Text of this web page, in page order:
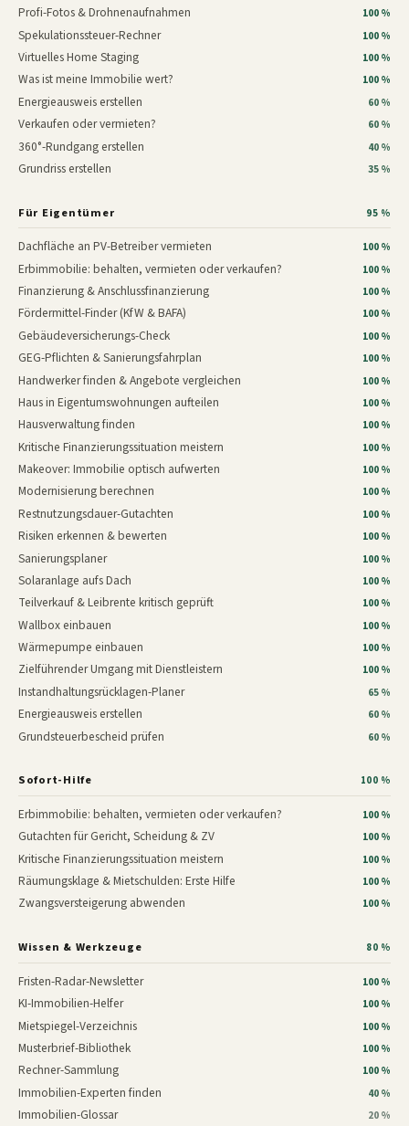
Profi-Fotos & Drohnenaufnahmen 100 %
Spekulationssteuer-Rechner 100 %
Virtuelles Home Staging 100 %
Was ist meine Immobilie wert? 100 %
Energieausweis erstellen 60 %
Verkaufen oder vermieten? 60 %
360°-Rundgang erstellen 40 %
Grundriss erstellen 35 %
Für Eigentümer 95 %
Dachfläche an PV-Betreiber vermieten 100 %
Erbimmobilie: behalten, vermieten oder verkaufen? 100 %
Finanzierung & Anschlussfinanzierung 100 %
Fördermittel-Finder (KfW & BAFA) 100 %
Gebäudeversicherungs-Check 100 %
GEG-Pflichten & Sanierungsfahrplan 100 %
Handwerker finden & Angebote vergleichen 100 %
Haus in Eigentumswohnungen aufteilen 100 %
Hausverwaltung finden 100 %
Kritische Finanzierungssituation meistern 100 %
Makeover: Immobilie optisch aufwerten 100 %
Modernisierung berechnen 100 %
Restnutzungsdauer-Gutachten 100 %
Risiken erkennen & bewerten 100 %
Sanierungsplaner 100 %
Solaranlage aufs Dach 100 %
Teilverkauf & Leibrente kritisch geprüft 100 %
Wallbox einbauen 100 %
Wärmepumpe einbauen 100 %
Zielführender Umgang mit Dienstleistern 100 %
Instandhaltungsrücklagen-Planer 65 %
Energieausweis erstellen 60 %
Grundsteuerbescheid prüfen 60 %
Sofort-Hilfe 100 %
Erbimmobilie: behalten, vermieten oder verkaufen? 100 %
Gutachten für Gericht, Scheidung & ZV 100 %
Kritische Finanzierungssituation meistern 100 %
Räumungsklage & Mietschulden: Erste Hilfe 100 %
Zwangsversteigerung abwenden 100 %
Wissen & Werkzeuge 80 %
Fristen-Radar-Newsletter 100 %
KI-Immobilien-Helfer 100 %
Mietspiegel-Verzeichnis 100 %
Musterbrief-Bibliothek 100 %
Rechner-Sammlung 100 %
Immobilien-Experten finden 40 %
Immobilien-Glossar 20 %